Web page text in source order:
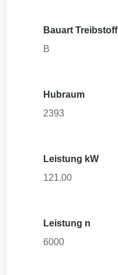
Bauart Treibstoff
B
Hubraum
2393
Leistung kW
121.00
Leistung n
6000